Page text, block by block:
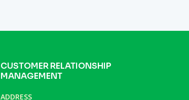
CUSTOMER RELATIONSHIP
MANAGEMENT
ADDRESS